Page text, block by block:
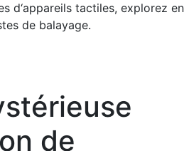
d‘appareils tactiles, explorez en
de balayage.
de